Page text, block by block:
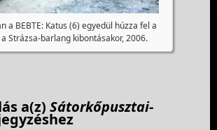
a BEBTE: Katus (6) egyedül húzza fel a
Strázsa-barlang kibontásakor, 2006.
a(z) Sátorkőpusztai-